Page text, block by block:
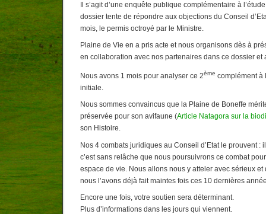
Il s’agit d’une enquête publique complémentaire à
dossier tente de répondre aux objections du Conseil
mois, le permis octroyé par le Ministre.
Plaine de Vie en a pris acte et nous organisons dès à
en collaboration avec nos partenaires dans ce dossier et
Nous avons 1 mois pour analyser ce 2ème complément à
initiale.
Nous sommes convaincus que la Plaine de Boneffe
préservée pour son avifaune (Article Natagora sur la
son Histoire.
Nos 4 combats juridiques au Conseil d’Etat le prouvent :
c’est sans relâche que nous poursuivrons ce combat
espace de vie. Nous allons nous y atteler avec sérieux et
nous l’avons déjà fait maintes fois ces 10 dernières
Encore une fois, votre soutien sera déterminant.
Plus d’informations dans les jours qui viennent.